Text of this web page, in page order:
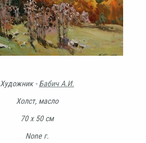
Художник - Бабич А.И.
Холст, масло
70 х 50 см
None г.